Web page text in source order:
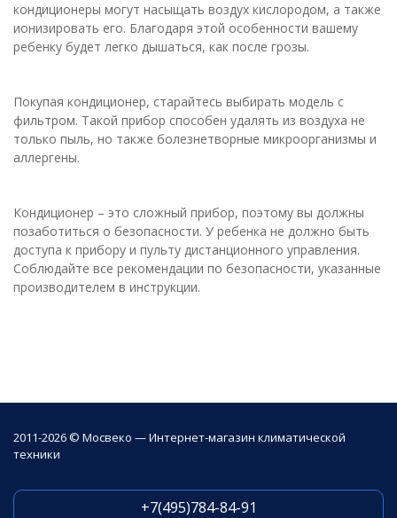
кондиционеры могут насыщать воздух кислородом, а также
ионизировать его. Благодаря этой особенности вашему
ребенку будет легко дышаться, как после грозы.
Покупая кондиционер, старайтесь выбирать модель с
фильтром. Такой прибор способен удалять из воздуха не
только пыль, но также болезнетворные микроорганизмы и
аллергены.
Кондиционер – это сложный прибор, поэтому вы должны
позаботиться о безопасности. У ребенка не должно быть
доступа к прибору и пульту дистанционного управления.
Соблюдайте все рекомендации по безопасности, указанные
производителем в инструкции.
2011-2026 © Мосвеко — Интернет-магазин климатической
техники
+7(495)784-84-91